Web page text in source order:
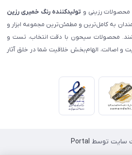
محصولات رزینی و تولیدکننده رنگ خمیری رزین
به کامل‌ترین و مطمئن‌ترین مجموعه ابزار و
محصولات سیحون با دقت انتخاب، تست و
و اصالت، الهام‌بخش خلاقیت شما در خلق آثار
سایت توسط Portal